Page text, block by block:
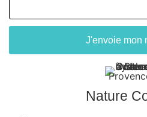
J'envoie mon
Nature